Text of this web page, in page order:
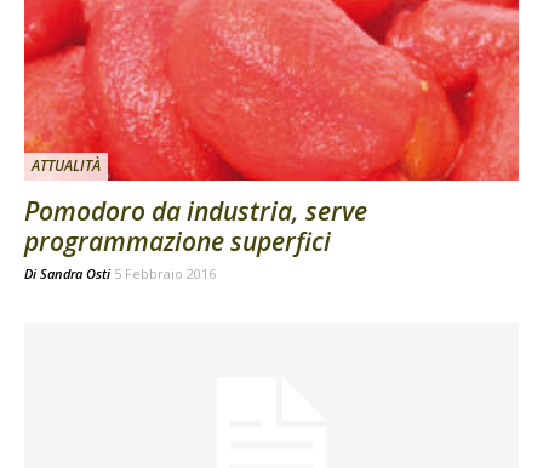
ATTUALITÀ
Pomodoro da industria, serve
programmazione superfici
Di Sandra Osti 5 Febbraio 2016